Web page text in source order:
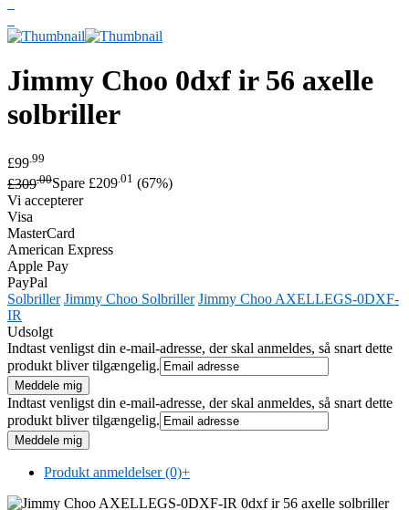
Jimmy Choo 0dxf ir 56 axelle
solbriller
£99 .99
£309.00Spare £209.01 (67%)
Vi accepterer
Visa
MasterCard
American Express
Apple Pay
PayPal
Solbriller Jimmy Choo Solbriller Jimmy Choo AXELLEGS-0DXF-
IR
Udsolgt
Indtast venligst din e-mail-adresse, der skal anmeldes, så snart dette
produkt bliver tilgængelig.
Indtast venligst din e-mail-adresse, der skal anmeldes, så snart dette
produkt bliver tilgængelig.
Produkt anmeldelser (0)+